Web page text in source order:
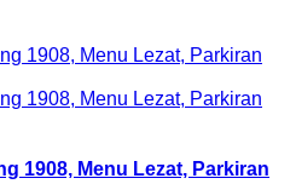
1908, Menu Lezat, Parkiran